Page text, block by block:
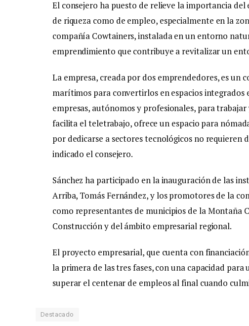
El consejero ha puesto de relieve la importancia
de riqueza como de empleo, especialmente en la
compañía Cowtainers, instalada en un entorno
emprendimiento que contribuye a revitalizar un
La empresa, creada por dos emprendedores, es un
marítimos para convertirlos en espacios integrados
empresas, autónomos y profesionales, para
facilita el teletrabajo, ofrece un espacio para
por dedicarse a sectores tecnológicos no requieren
indicado el consejero.
Sánchez ha participado en la inauguración de las
Arriba, Tomás Fernández, y los promotores de la
como representantes de municipios de la Montaña
Construcción y del ámbito empresarial regional.
El proyecto empresarial, que cuenta con
la primera de las tres fases, con una capacidad
superar el centenar de empleos al final cuando
Destacado